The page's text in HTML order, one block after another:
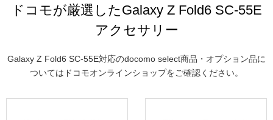
ドコモが厳選したGalaxy Z Fold6 SC-55E
アクセサリー
Galaxy Z Fold6 SC-55E対応のdocomo select商品・オプション品に
ついてはドコモオンラインショップをご確認ください。